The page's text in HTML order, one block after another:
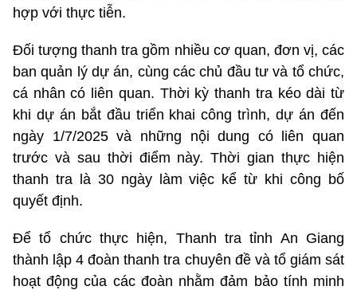
hợp với thực tiễn.
Đối tượng thanh tra gồm nhiều cơ quan, đơn vị, các
ban quản lý dự án, cùng các chủ đầu tư và tổ chức,
cá nhân có liên quan. Thời kỳ thanh tra kéo dài từ
khi dự án bắt đầu triển khai công trình, dự án đến
ngày 1/7/2025 và những nội dung có liên quan
trước và sau thời điểm này. Thời gian thực hiện
thanh tra là 30 ngày làm việc kể từ khi công bố
quyết định.
Để tổ chức thực hiện, Thanh tra tỉnh An Giang
thành lập 4 đoàn thanh tra chuyên đề và tổ giám sát
hoạt động của các đoàn nhằm đảm bảo tính minh